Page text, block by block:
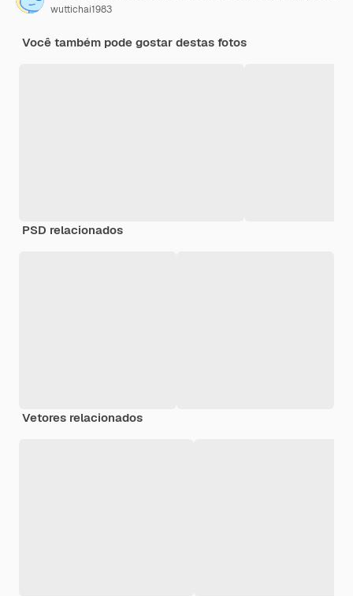
wuttichai1983
Você também pode gostar destas fotos
PSD relacionados
Vetores relacionados